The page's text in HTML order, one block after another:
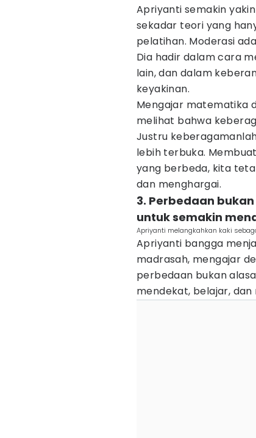
Apriyanti semakin
sekadar teori yang
pelatihan. Moderasi
Dia hadir dalam cara
lain, dan dalam
keyakinan.
Mengajar matematika
melihat bahwa
Justru
lebih terbuka.
yang berbeda, kita
dan menghargai.
3. Perbedaan
untuk semakin
Apriyanti melangkahkan kaki
Apriyanti bangga
madrasah, mengajar
perbedaan bukan
mendekat, belajar, dan